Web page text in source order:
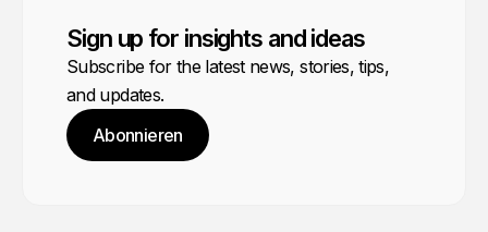
Sign up for insights and ideas
Subscribe for the latest news, stories, tips,
and updates.
Abonnieren